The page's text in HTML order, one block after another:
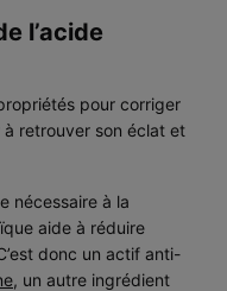
l’acide
pour corriger
à retrouver son éclat et
nécessaire à la
aide à réduire
donc un actif anti-
, un autre ingrédient